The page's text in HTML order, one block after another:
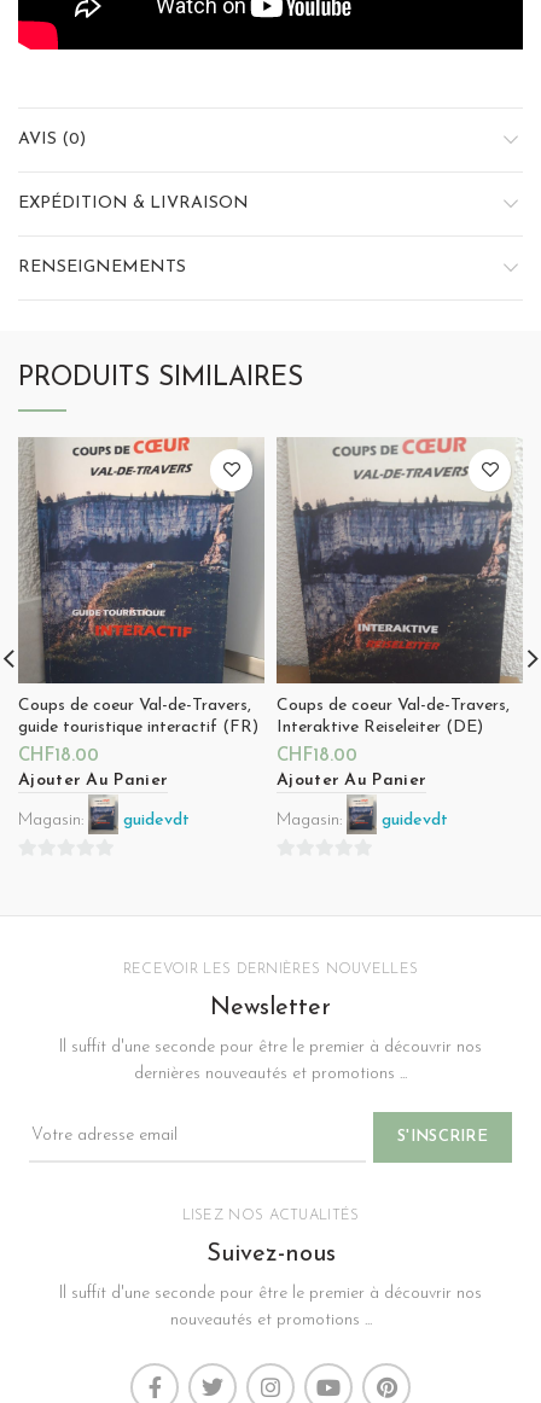
AVIS (0)
EXPÉDITION & LIVRAISON
RENSEIGNEMENTS
PRODUITS SIMILAIRES
Coups de coeur Val-de-Travers,
guide touristique interactif (FR)
CHF18.00
Ajouter Au Panier
Magasin: guidevdt
Coups de coeur Val-de-Travers,
Interaktive Reiseleiter (DE)
CHF18.00
Ajouter Au Panier
Magasin: guidevdt
RECEVOIR LES DERNIÈRES NOUVELLES
Newsletter
Il suffit d'une seconde pour être le premier à découvrir nos
dernières nouveautés et promotions ...
LISEZ NOS ACTUALITÉS
Suivez-nous
Il suffit d'une seconde pour être le premier à découvrir nos
nouveautés et promotions ...